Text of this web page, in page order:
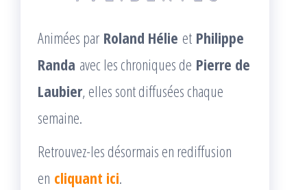
Animées par Roland Hélie et Philippe
Randa avec les chroniques de Pierre de
Laubier, elles sont diffusées chaque
semaine.
Retrouvez-les désormais en rediffusion
en cliquant ici.